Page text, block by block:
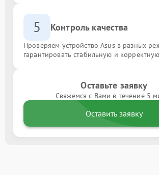
5 Контроль качества
Проверяем устройство Asus в разных
гарантировать стабильную и
Оставьте заявку
Свяжемся с Вами в течение 5
Оставить заявку